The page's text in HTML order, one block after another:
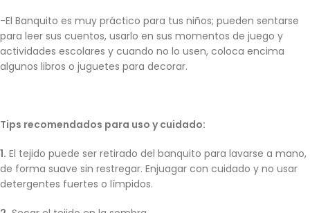
-El Banquito es muy práctico para tus niños; pueden sentarse
para leer sus cuentos, usarlo en sus momentos de juego y
actividades escolares y cuando no lo usen, coloca encima
algunos libros o juguetes para decorar.
Tips recomendados para uso y cuidado:
1. El tejido puede ser retirado del banquito para lavarse a mano,
de forma suave sin restregar. Enjuagar con cuidado y no usar
detergentes fuertes o límpidos.